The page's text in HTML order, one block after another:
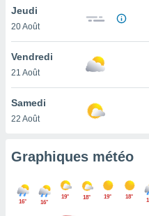
cas,
que
sur le
ne
Jeudi
20 Août
Vendredi
21 Août
Samedi
22 Août
Graphiques météo
16° 16°
19° 18° 19° 18°